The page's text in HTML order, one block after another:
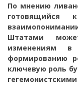
По мнению
готовящийся
Штатами
изменениям
формированию
ключевую роль